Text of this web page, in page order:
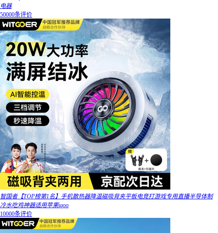
电器
50000条评价
智国者【TOP榜第1名】手机散热器降温磁吸背夹平板电竞打游戏专用直播半导体制
冷水吃鸡神器适用苹果iqoo
10000条评价